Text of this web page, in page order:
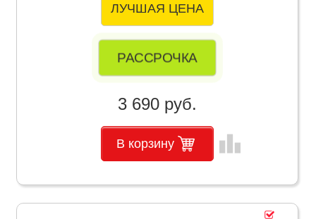
ЛУЧШАЯ ЦЕНА
РАССРОЧКА
3 690 руб.
В корзину leaderboard